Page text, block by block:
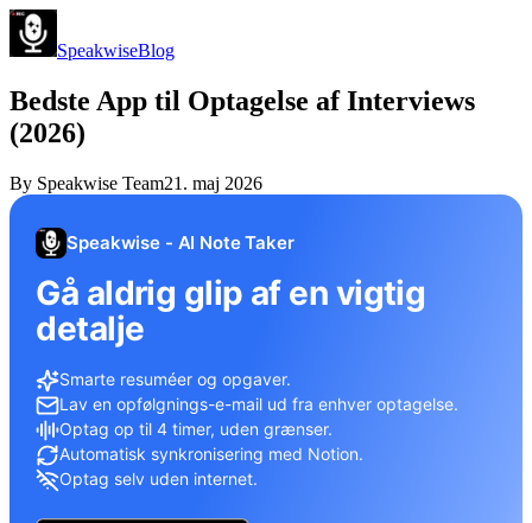
SpeakwiseBlog
Bedste App til Optagelse af Interviews
(2026)
By Speakwise Team21. maj 2026
Speakwise - AI Note Taker
Gå aldrig glip af en vigtig
detalje
Smarte resuméer og opgaver.
Lav en opfølgnings-e-mail ud fra enhver optagelse.
Optag op til 4 timer, uden grænser.
Automatisk synkronisering med Notion.
Optag selv uden internet.